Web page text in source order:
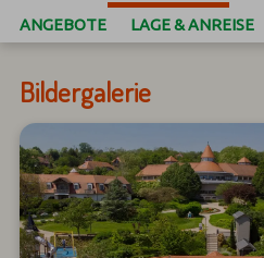
ANGEBOTE
LAGE & ANREISE
Bildergalerie